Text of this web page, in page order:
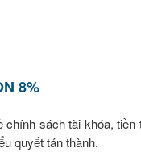
8%
sách tài khóa, tiền
quyết tán thành.